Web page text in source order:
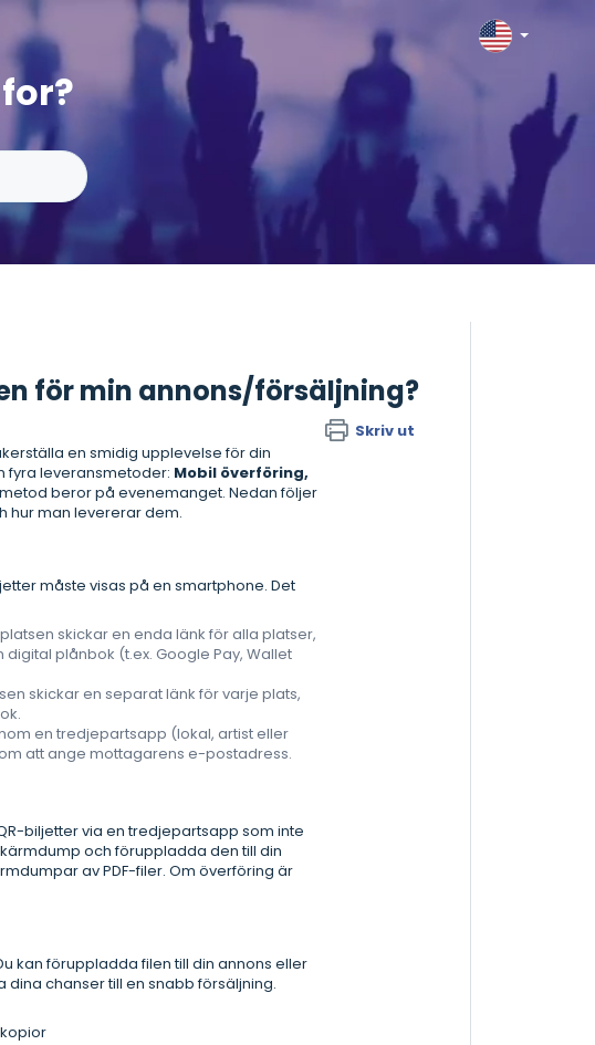
för min annons/försäljning?
Skriv ut
en smidig upplevelse för din
fyra leveransmetoder: Mobil överföring,
beror på evenemanget. Nedan följer
hur man levererar dem.
måste visas på en smartphone. Det
skickar en enda länk för alla platser,
plånbok (t.ex. Google Pay, Wallet
skickar en separat länk för varje plats,
en tredjepartsapp (lokal, artist eller
att ange mottagarens e-postadress.
biljetter via en tredjepartsapp som inte
och föruppladda den till din
av PDF-filer. Om överföring är
kan föruppladda filen till din annons eller
chanser till en snabb försäljning.